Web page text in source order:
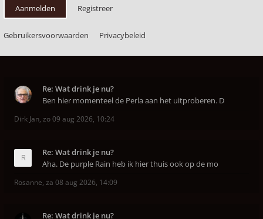
Aanmelden Registreer
Gebruikersvoorwaarden Privacybeleid
Re: Wat drink je nu?
Ben hier momenteel de Perla aan het uitproberen. D
Dirk Jan, zo 09 aug 2026, 10:24
Re: Wat drink je nu?
Aha. De purple Rain heb ik hier thuis ook op de mo
Rosanne, za 08 aug 2026, 14:09
Re: Wat drink je nu?